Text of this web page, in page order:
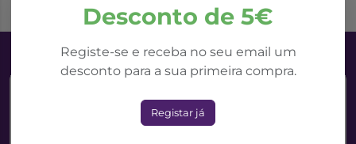
Desconto de 5€
Registe-se e receba no seu email um
desconto para a sua primeira compra.
Registar já